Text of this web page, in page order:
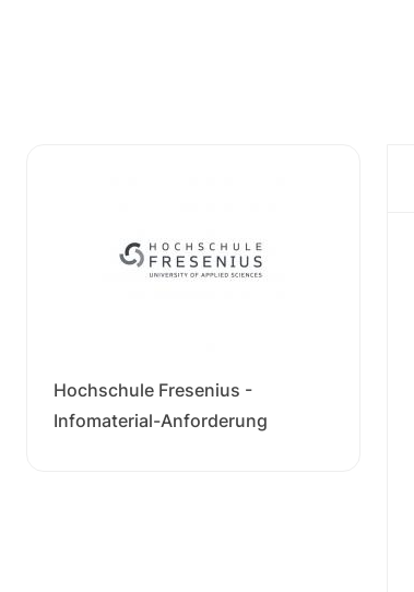
Hochschule Fresenius -
Infomaterial-Anforderung